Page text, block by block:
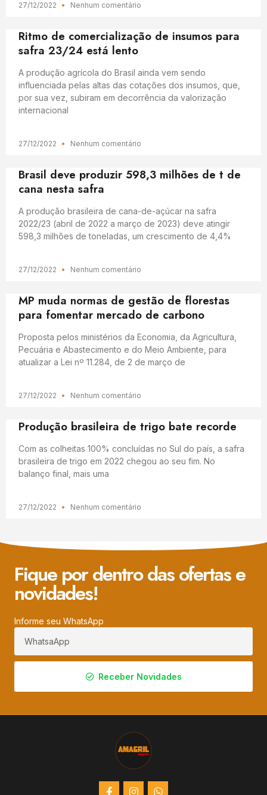
27/12/2022 Nenhum comentário
Ritmo de comercialização de insumos para
safra 23/24 está lento
A produção agrícola do Brasil ainda vem sendo
influenciada pelas altas das cotações dos insumos, que,
por sua vez, subiram em decorrência da valorização
internacional
27/12/2022 Nenhum comentário
Brasil deve produzir 598,3 milhões de t de
cana nesta safra
A produção brasileira de cana-de-açúcar na safra
2022/23 (abril de 2022 a março de 2023) deve atingir
598,3 milhões de toneladas, um crescimento de 4,4%
27/12/2022 Nenhum comentário
MP muda normas de gestão de florestas
para fomentar mercado de carbono
Proposta pelos ministérios da Economia, da Agricultura,
Pecuária e Abastecimento e do Meio Ambiente, para
atualizar a Lei nº 11.284, de 2 de março de
27/12/2022 Nenhum comentário
Produção brasileira de trigo bate recorde
Com as colheitas 100% concluídas no Sul do país, a safra
brasileira de trigo em 2022 chegou ao seu fim. No
balanço final, mais uma
27/12/2022 Nenhum comentário
Fique por dentro das ofertas e
novidades!
Informe seu WhatsApp
Receber Novidades